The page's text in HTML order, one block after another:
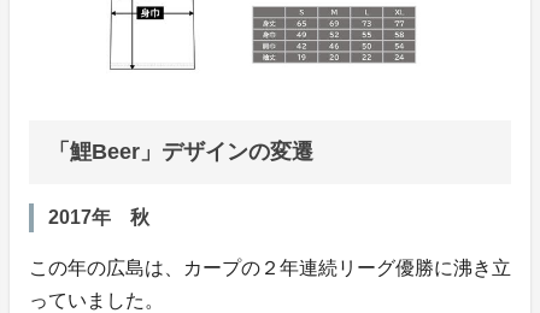
「鯉Beer」デザインの変遷
2017年 秋
この年の広島は、カープの２年連続リーグ優勝に沸き立
っていました。